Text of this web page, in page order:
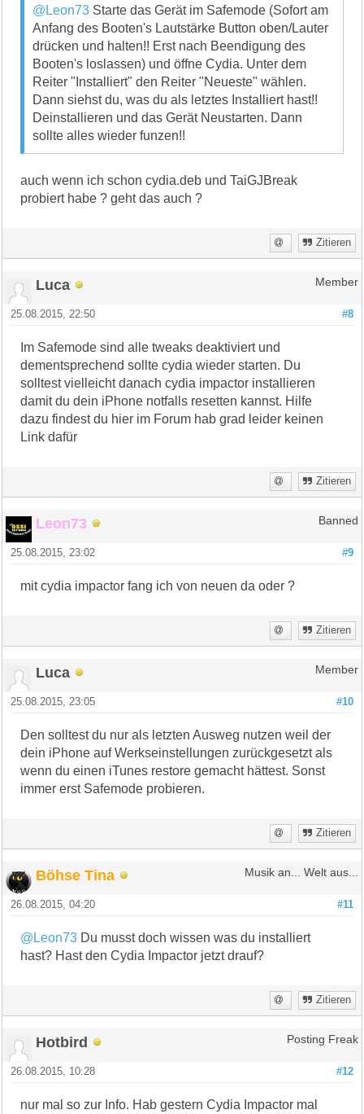
@Leon73 Starte das Gerät im Safemode (Sofort am
Anfang des Booten's Lautstärke Button oben/Lauter
drücken und halten!! Erst nach Beendigung des
Booten's loslassen) und öffne Cydia. Unter dem
Reiter "Installiert" den Reiter "Neueste" wählen.
Dann siehst du, was du als letztes Installiert hast!!
Deinstallieren und das Gerät Neustarten. Dann
sollte alles wieder funzen!!
auch wenn ich schon cydia.deb und TaiGJBreak
probiert habe ? geht das auch ?
Zitieren
Luca Member
#8
25.08.2015, 22:50
Im Safemode sind alle tweaks deaktiviert und
dementsprechend sollte cydia wieder starten. Du
solltest vielleicht danach cydia impactor installieren
damit du dein iPhone notfalls resetten kannst. Hilfe
dazu findest du hier im Forum hab grad leider keinen
Link dafür
Zitieren
Leon73 Banned
#9
25.08.2015, 23:02
mit cydia impactor fang ich von neuen da oder ?
Zitieren
Luca Member
#10
25.08.2015, 23:05
Den solltest du nur als letzten Ausweg nutzen weil der
dein iPhone auf Werkseinstellungen zurückgesetzt als
wenn du einen iTunes restore gemacht hättest. Sonst
immer erst Safemode probieren.
Zitieren
Böhse Tina Musik an... Welt aus...
#11
26.08.2015, 04:20
@Leon73 Du musst doch wissen was du installiert
hast? Hast den Cydia Impactor jetzt drauf?
Zitieren
Hotbird Posting Freak
#12
26.08.2015, 10:28
nur mal so zur Info. Hab gestern Cydia Impactor mal